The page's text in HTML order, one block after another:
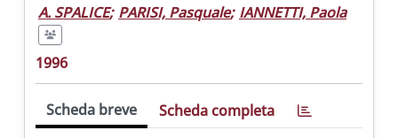
A. SPALICE; PARISI, Pasquale; IANNETTI, Paola
1996
Scheda breve Scheda completa